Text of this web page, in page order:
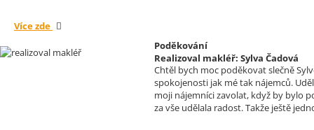
Více zde
Poděkování
Realizoval makléř: Sylva Čadová
Chtěl bych moc poděkovat slečně
spokojenosti jak mé tak nájemců.
moji nájemníci zavolat, když by bylo
za vše udělala radost. Takže ještě